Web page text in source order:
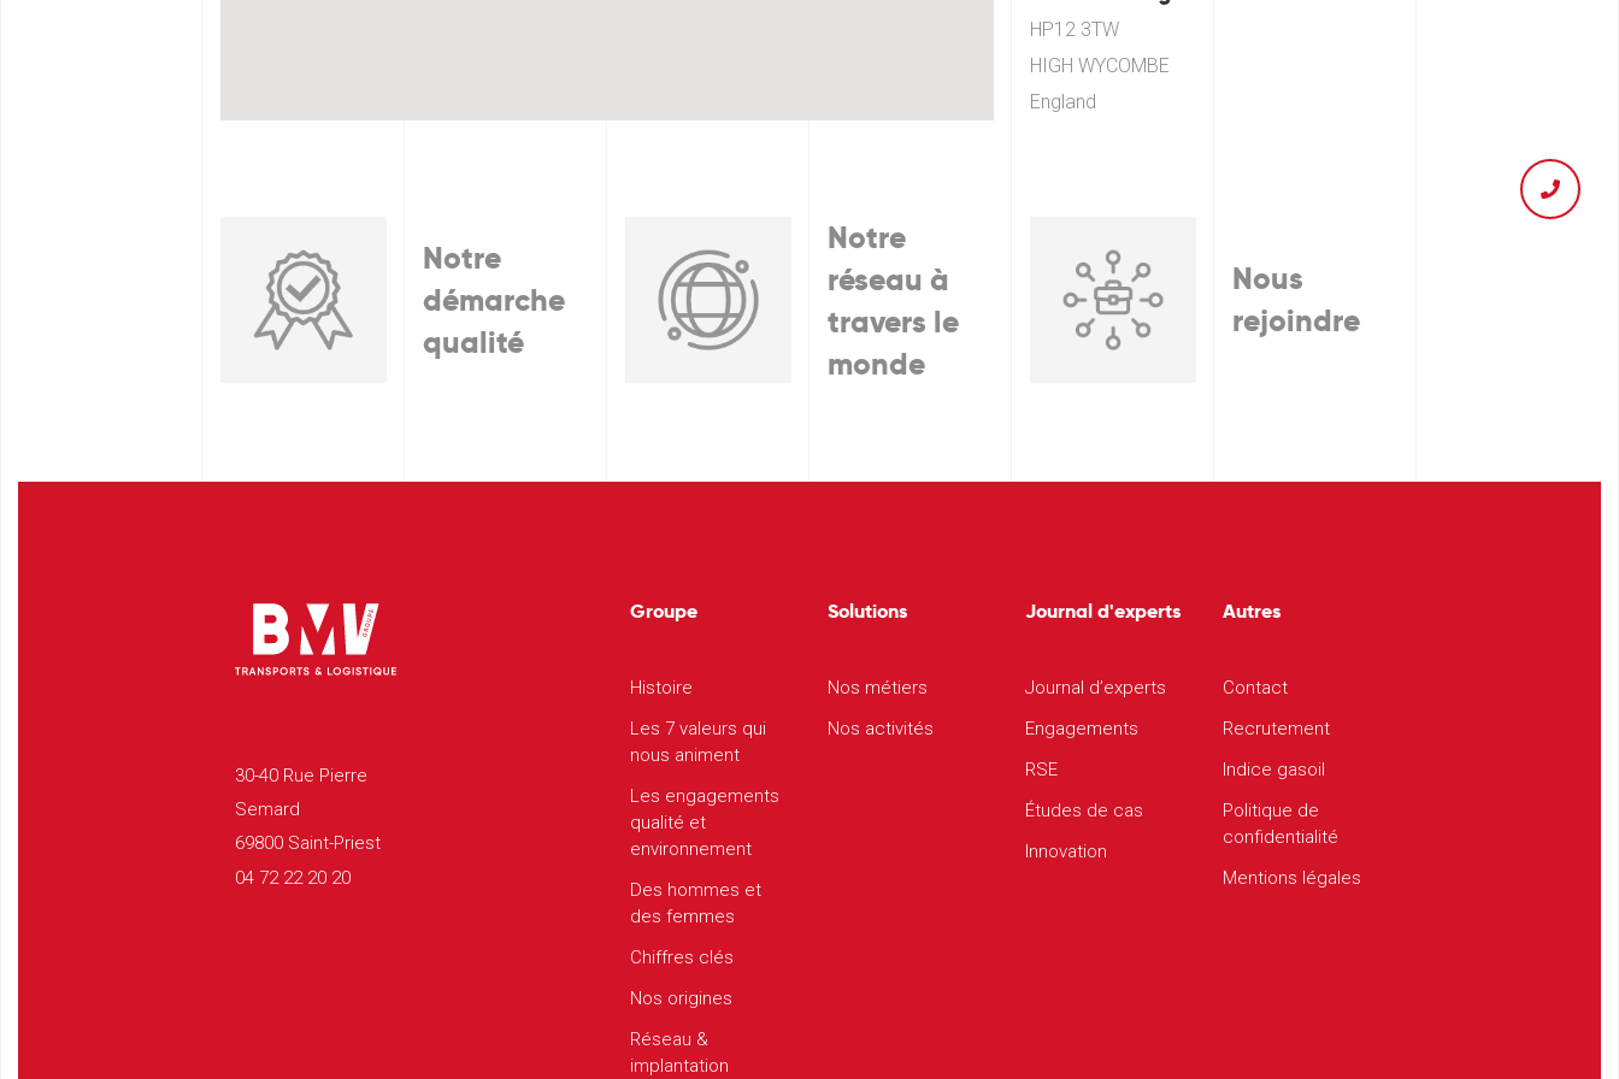
HP12 3TW
HIGH WYCOMBE
England
Notre
démarche
qualité
Notre
réseau à
travers le
monde
Nous
rejoindre
30-40 Rue Pierre
Semard
69800 Saint-Priest
04 72 22 20 20
Groupe
Histoire
Les 7 valeurs qui
nous animent
Les engagements
qualité et
environnement
Des hommes et
des femmes
Chiffres clés
Nos origines
Réseau &
implantation
Solutions
Nos métiers
Nos activités
Journal d'experts
Journal d’experts
Engagements
RSE
Études de cas
Innovation
Autres
Contact
Recrutement
Indice gasoil
Politique de
confidentialité
Mentions légales